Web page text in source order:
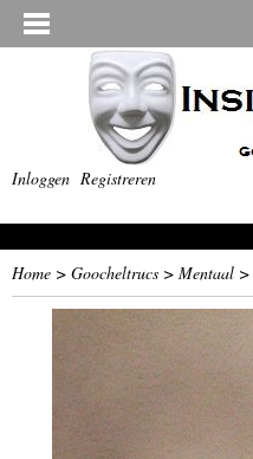
Inloggen Registreren
Home > Goocheltrucs > Mentaal >